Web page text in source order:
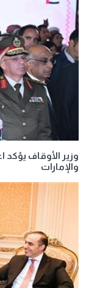
وزير الأوقاف يؤكد
والإمارات